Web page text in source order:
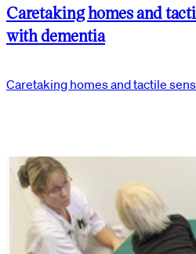
Caretaking homes and
with dementia
Caretaking homes and tactile